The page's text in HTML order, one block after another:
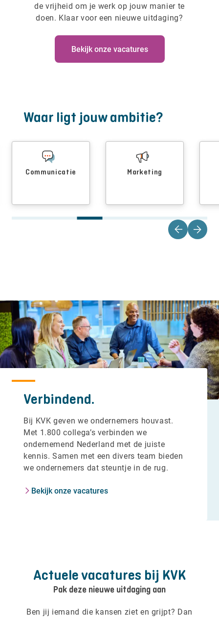
de vrijheid om je werk op jouw manier te
doen. Klaar voor een nieuwe uitdaging?
Bekijk onze vacatures
Waar ligt jouw ambitie?
Communicatie Marketing
Verbindend.
Bij KVK geven we ondernemers houvast.
Met 1.800 collega’s verbinden we
ondernemend Nederland met de juiste
kennis. Samen met een divers team bieden
we ondernemers dat steuntje in de rug.
Bekijk onze vacatures
Actuele vacatures bij KVK
Pak deze nieuwe uitdaging aan
Ben jij iemand die kansen ziet en grijpt? Dan